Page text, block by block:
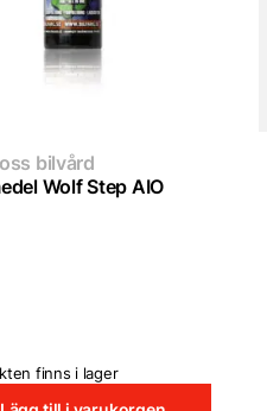
bilvård
Wolf Step AIO
finns i lager